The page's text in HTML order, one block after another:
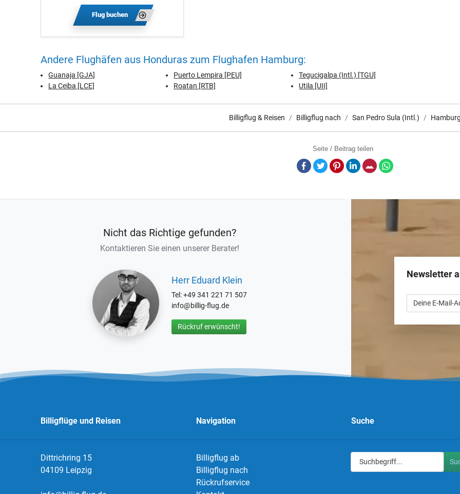
Flug buchen
Andere Flughäfen aus Honduras zum Flughafen Hamburg:
Guanaja [GJA]
La Ceiba [LCE]
Puerto Lempira [PEU]
Roatan [RTB]
Tegucigalpa (Intl.) [TGU]
Utila [UII]
Billigflug & Reisen Billigflug nach San Pedro Sula (Intl.)
Seite / Beitrag teilen
Facebook
TwitterPinterestLinkedInE-Mail
Nicht das Richtige gefunden?
Kontaktieren Sie einen unserer Berater!
Herr Eduard Klein
Tel: +49 341 221 71 507
info@billig-flug.de
Rückruf erwünscht!
Newsletter
Billigflüge und Reisen
Dittrichring 15
04109 Leipzig
Navigation
Billigflug ab
Billigflug nach
Rückrufservice
Suche